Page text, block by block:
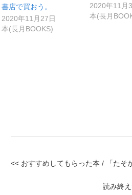
書店で買おう。
2020年11月27日
本(長月BOOKS)
2020年11月
本(長月
<< おすすめしてもらった本 / 「たそ
読み終